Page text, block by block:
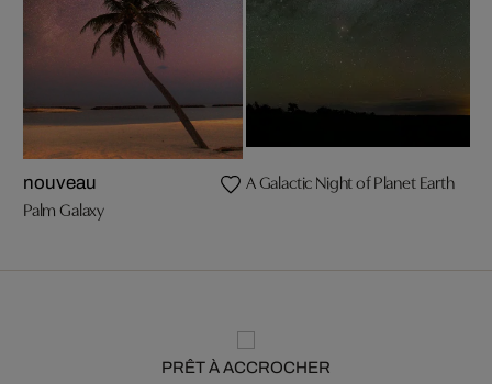
nouveau
Palm Galaxy
A Galactic Night of Planet Earth
PRÊT À ACCROCHER